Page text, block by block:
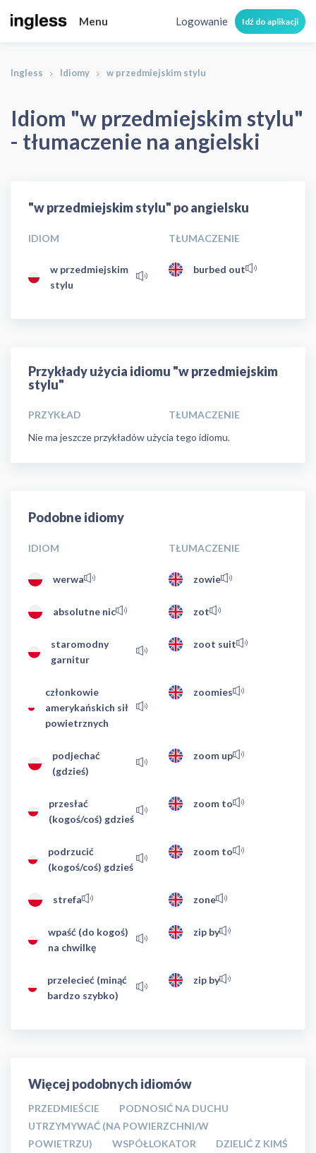
Menu Logowanie Idź do aplikacji
Ingless Idiomy w przedmiejskim stylu
Idiom "w przedmiejskim stylu"
- tłumaczenie na angielski
"w przedmiejskim stylu" po angielsku
IDIOM TŁUMACZENIE
w przedmiejskim
stylu
burbed out
Przykłady użycia idiomu "w przedmiejskim
stylu"
PRZYKŁAD
TŁUMACZENIE
Nie ma jeszcze przykładów użycia tego idiomu.
Podobne idiomy
IDIOM TŁUMACZENIE
werwa zowie
absolutne nic zot
staromodny
garnitur
zoot suit
członkowie
amerykańskich sił
powietrznych
zoomies
podjechać
(gdzieś)
zoom up
przesłać
(kogoś/coś) gdzieś
zoom to
podrzucić
(kogoś/coś) gdzieś
zoom to
strefa zone
wpaść (do kogoś)
na chwilkę
zip by
przelecieć (minąć
bardzo szybko)
zip by
Więcej podobnych idiomów
PRZEDMIEŚCIE
PODNOSIĆ NA DUCHU
UTRZYMYWAĆ (NA POWIERZCHNI/W
POWIETRZU)
WSPÓŁLOKATOR
DZIELIĆ Z KIMŚ